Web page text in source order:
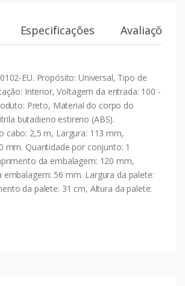
Especificações Avaliações
EU. Propósito: Universal, Tipo de
Interior, Voltagem da entrada: 100 -
Preto, Material do corpo do
butadieno estireno (ABS).
cabo: 2,5 m, Largura: 113 mm,
mm. Quantidade por conjunto: 1
da embalagem: 120 mm,
embalagem: 56 mm. Largura da palete:
da palete: 31 cm, Altura da palete: